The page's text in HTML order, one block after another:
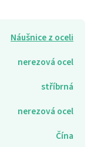
Náušnice z oceli
nerezová ocel
stříbrná
nerezová ocel
Čína